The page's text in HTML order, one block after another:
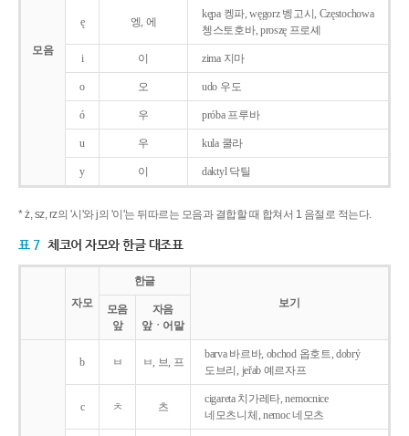
모음
ę 엥, 에
kępa 켕파, węgorz 벵고시, Częstochowa
쳉스토호바, proszę 프로셰
i 이 zima 지마
o 오 udo 우도
ó 우 próba 프루바
u 우 kula 쿨라
y 이 daktyl 닥틸
* ż, sz, rz의 '시'와 j의 '이'는 뒤따르는 모음과 결합할 때 합쳐서 1 음절로 적는다.
표 7 체코어 자모와 한글 대조표
자모
한글
보기
모음
앞
자음
앞ㆍ어말
b ㅂ ㅂ, 브, 프
barva 바르바, obchod 옵호트, dobrý
도브리, jeřab 예르자프
c ㅊ 츠
cigareta 치가레타, nemocnice
네모츠니체, nemoc 네모츠